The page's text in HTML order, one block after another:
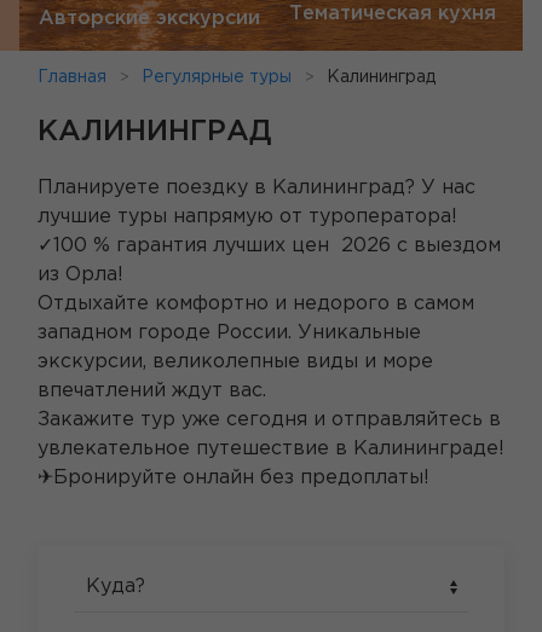
Авторские экскурсии Тематическая кухня
Главная Регулярные туры Калининград
КАЛИНИНГРАД
Планируете поездку в Калининград? У нас
лучшие туры напрямую от туроператора!
✓100 % гарантия лучших цен 2026 с выездом
из Орла!
Отдыхайте комфортно и недорого в самом
западном городе России. Уникальные
экскурсии, великолепные виды и море
впечатлений ждут вас.
Закажите тур уже сегодня и отправляйтесь в
увлекательное путешествие в Калининграде!
✈Бронируйте онлайн без предоплаты!
Куда?